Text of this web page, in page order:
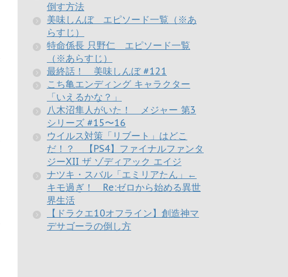
倒す方法
美味しんぼ エピソード一覧（※あ
らすじ）
特命係長 只野仁 エピソード一覧
（※あらすじ）
最終話！ 美味しんぼ #121
こち亀エンディング キャラクター
「いえるかな？」
八木沼隼人がいた！ メジャー 第3
シリーズ #15〜16
ウイルス対策「リブート」はどこ
だ！？ 【PS4】ファイナルファンタ
ジーXII ザ ゾディアック エイジ
ナツキ・スバル「エミリアたん」←
キモ過ぎ！ Re:ゼロから始める異世
界生活
【ドラクエ10オフライン】創造神マ
デサゴーラの倒し方